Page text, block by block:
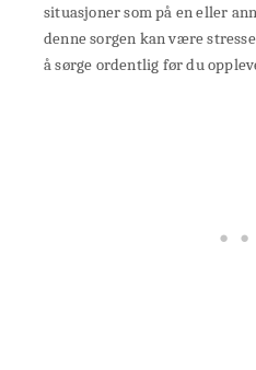
situasjoner som på en eller
denne sorgen kan være
å sørge ordentlig før du